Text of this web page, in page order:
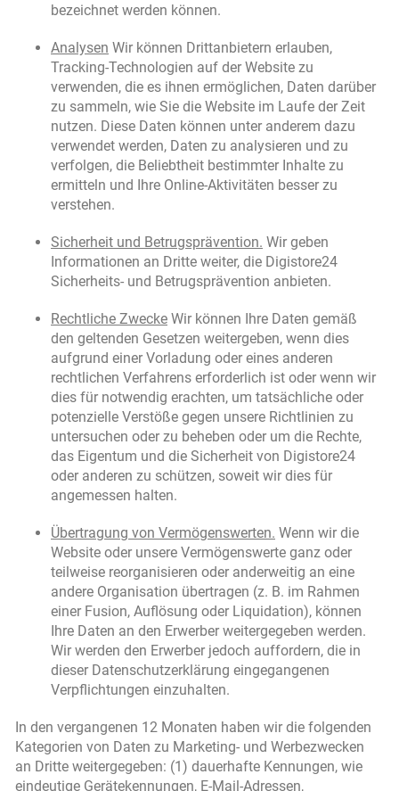
bezeichnet werden können.
Analysen Wir können Drittanbietern erlauben,
Tracking-Technologien auf der Website zu
verwenden, die es ihnen ermöglichen, Daten darüber
zu sammeln, wie Sie die Website im Laufe der Zeit
nutzen. Diese Daten können unter anderem dazu
verwendet werden, Daten zu analysieren und zu
verfolgen, die Beliebtheit bestimmter Inhalte zu
ermitteln und Ihre Online-Aktivitäten besser zu
verstehen.
Sicherheit und Betrugsprävention. Wir geben
Informationen an Dritte weiter, die Digistore24
Sicherheits- und Betrugsprävention anbieten.
Rechtliche Zwecke Wir können Ihre Daten gemäß
den geltenden Gesetzen weitergeben, wenn dies
aufgrund einer Vorladung oder eines anderen
rechtlichen Verfahrens erforderlich ist oder wenn wir
dies für notwendig erachten, um tatsächliche oder
potenzielle Verstöße gegen unsere Richtlinien zu
untersuchen oder zu beheben oder um die Rechte,
das Eigentum und die Sicherheit von Digistore24
oder anderen zu schützen, soweit wir dies für
angemessen halten.
Übertragung von Vermögenswerten. Wenn wir die
Website oder unsere Vermögenswerte ganz oder
teilweise reorganisieren oder anderweitig an eine
andere Organisation übertragen (z. B. im Rahmen
einer Fusion, Auflösung oder Liquidation), können
Ihre Daten an den Erwerber weitergegeben werden.
Wir werden den Erwerber jedoch auffordern, die in
dieser Datenschutzerklärung eingegangenen
Verpflichtungen einzuhalten.
In den vergangenen 12 Monaten haben wir die folgenden
Kategorien von Daten zu Marketing- und Werbezwecken
an Dritte weitergegeben: (1) dauerhafte Kennungen, wie
eindeutige Gerätekennungen, E-Mail-Adressen,